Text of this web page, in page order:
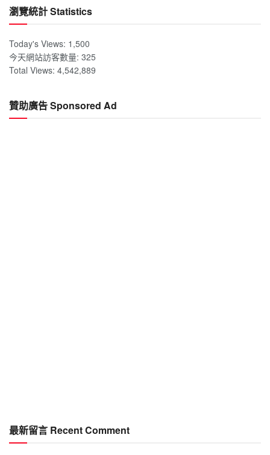
瀏覽統計 Statistics
Today's Views: 1,500
今天網站訪客數量: 325
Total Views: 4,542,889
贊助廣告 Sponsored Ad
最新留言 Recent Comment